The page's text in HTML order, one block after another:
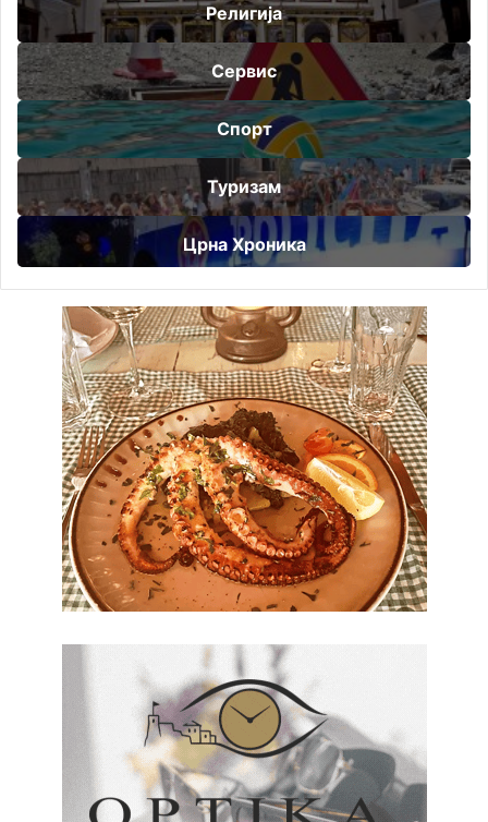
Религија
Сервис
Спорт
Туризам
Црна Хроника